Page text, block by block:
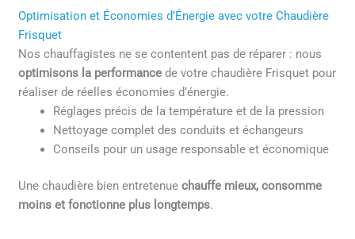
Optimisation et Économies d’Énergie avec votre Chaudière
Frisquet
Nos chauffagistes ne se contentent pas de réparer : nous
optimisons la performance de votre chaudière Frisquet pour
réaliser de réelles économies d’énergie.
Réglages précis de la température et de la pression
Nettoyage complet des conduits et échangeurs
Conseils pour un usage responsable et économique
Une chaudière bien entretenuechauffe mieux, consomme
moins et fonctionne plus longtemps.